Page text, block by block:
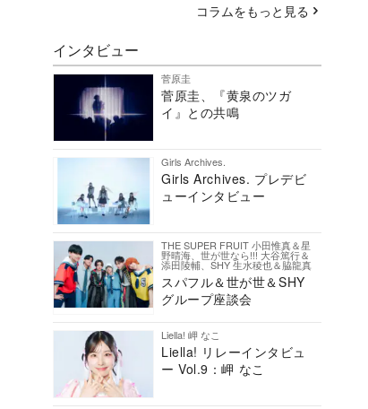
コラムをもっと見る
インタビュー
菅原圭
菅原圭、『黄泉のツガ
イ』との共鳴
Girls Archives.
Girls Archives. プレデビ
ューインタビュー
THE SUPER FRUIT 小田惟真＆星
野晴海、世が世なら!!! 大谷篤行＆
添田陵輔、SHY 生水稜也＆脇龍真
スパフル＆世が世＆SHY
グループ座談会
Liella! 岬 なこ
Liella! リレーインタビュ
ー Vol.9：岬 なこ